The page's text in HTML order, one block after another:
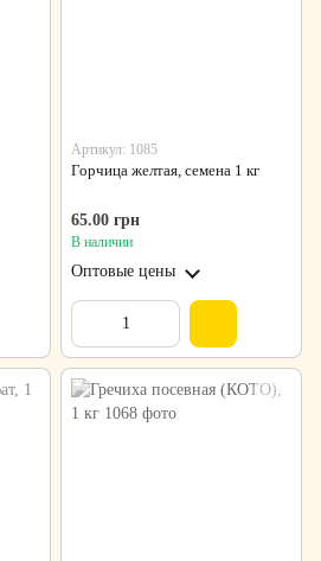
Артикул: 1085
Горчица желтая, семена 1 кг
65.00 грн
В наличии
Оптовые цены